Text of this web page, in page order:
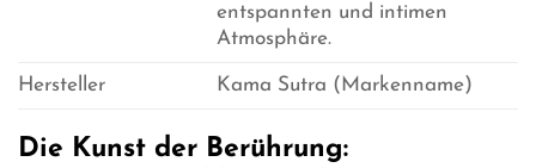
entspannten und intimen
Atmosphäre.
Hersteller Kama Sutra (Markenname)
Die Kunst der Berührung: